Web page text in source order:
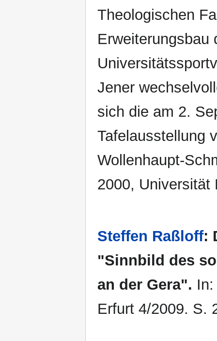
Theologischen
Erweiterungsbau
Jener
sich die am 2.
Tafelausstellung
Wollenhaupt-
2000, Universität
Steffen Raßloff:
"Sinnbild des
an der Gera".
Erfurt 4/2009. S.